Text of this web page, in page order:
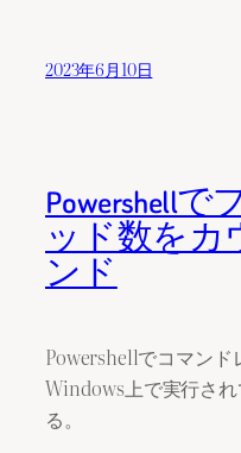
2023年6月10日
Powershell
ッド数をカ
ンド
Powershellでコマンド
Windows上で実行さ
る。